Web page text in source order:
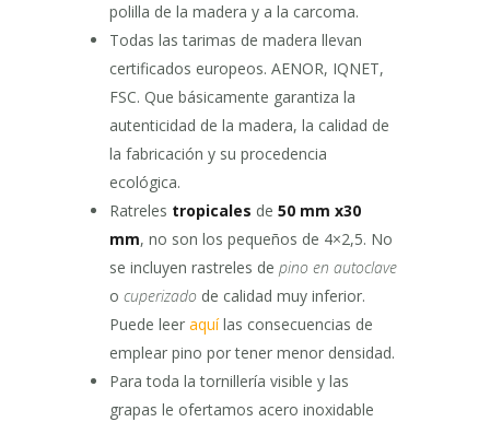
polilla de la madera y a la carcoma.
Todas las tarimas de madera llevan
certificados europeos. AENOR, IQNET,
FSC. Que básicamente garantiza la
autenticidad de la madera, la calidad de
la fabricación y su procedencia
ecológica.
Ratreles tropicales de 50 mm x30
mm, no son los pequeños de 4×2,5. No
se incluyen rastreles de pino en autoclave
o cuperizado de calidad muy inferior.
Puede leer aquílas consecuencias de
emplear pino por tener menor densidad.
Para toda la tornillería visible y las
grapas le ofertamos acero inoxidable